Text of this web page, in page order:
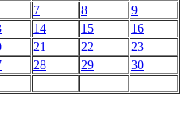
7 8
9
14 15
16
21 22
23
28 29
30